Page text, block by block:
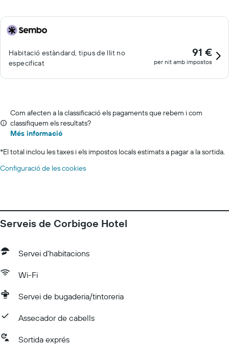
Habitació estàndard, tipus de llit no
especificat
91 €
per nit amb impostos
Com afecten a la classificació els pagaments que rebem i com
classifiquem els resultats?
Més informació
*El total inclou les taxes i els impostos locals estimats a pagar a la sortida.
Configuració de les cookies
Serveis de Corbigoe Hotel
Servei d'habitacions
Wi-Fi
Servei de bugaderia/tintoreria
Assecador de cabells
Sortida exprés